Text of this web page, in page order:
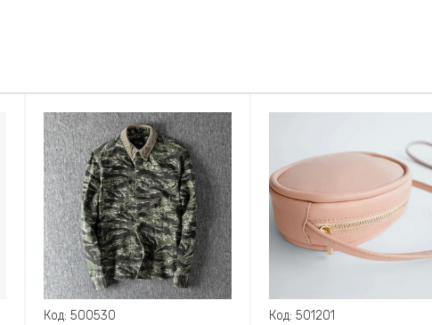
Код: 500530
Код: 501201